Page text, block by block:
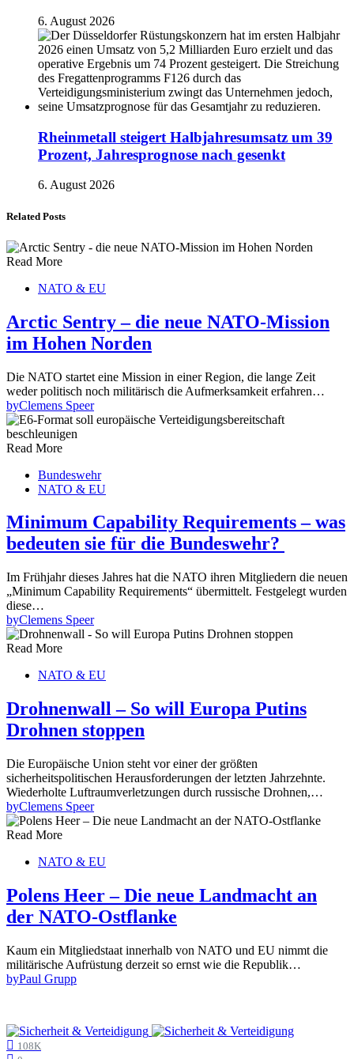
6. August 2026
Rheinmetall steigert Halbjahresumsatz um 39
Prozent, Jahresprognose nach gesenkt
6. August 2026
Related Posts
Read More
NATO & EU
Arctic Sentry – die neue NATO-Mission
im Hohen Norden
Die NATO startet eine Mission in einer Region, die lange Zeit
weder politisch noch militärisch die Aufmerksamkeit erfahren…
byClemens Speer
Read More
Bundeswehr
NATO & EU
Minimum Capability Requirements – was
bedeuten sie für die Bundeswehr?
Im Frühjahr dieses Jahres hat die NATO ihren Mitgliedern die neuen
„Minimum Capability Requirements“ übermittelt. Festgelegt wurden
diese…
byClemens Speer
Read More
NATO & EU
Drohnenwall – So will Europa Putins
Drohnen stoppen
Die Europäische Union steht vor einer der größten
sicherheitspolitischen Herausforderungen der letzten Jahrzehnte.
Wiederholte Luftraumverletzungen durch russische Drohnen,…
byClemens Speer
Read More
NATO & EU
Polens Heer – Die neue Landmacht an
der NATO-Ostflanke
Kaum ein Mitgliedstaat innerhalb von NATO und EU nimmt die
militärische Aufrüstung derzeit so ernst wie die Republik…
byPaul Grupp
108K